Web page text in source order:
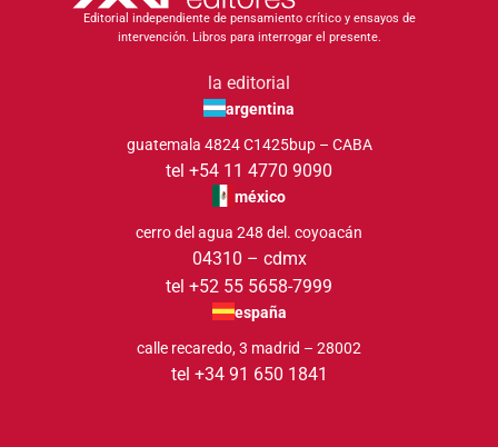
Editorial independiente de pensamiento crítico y ensayos de
intervención. Libros para interrogar el presente.
la editorial
argentina
guatemala 4824 C1425bup – CABA
tel +54 11 4770 9090
méxico
cerro del agua 248 del. coyoacán
04310 – cdmx
tel +52 55 5658-7999
españa
calle recaredo, 3 madrid – 28002
tel +34 91 650 1841